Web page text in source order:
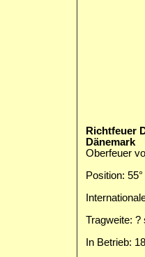
Richtfeuer
Dänemark
Oberfeuer
Position: 55°
Tragweite: ?
In Betrieb: